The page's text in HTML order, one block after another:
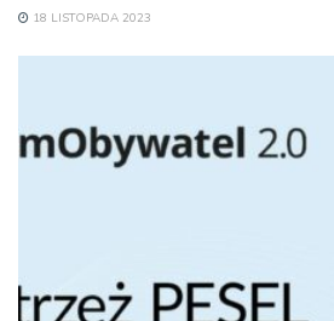
18 LISTOPADA 2023